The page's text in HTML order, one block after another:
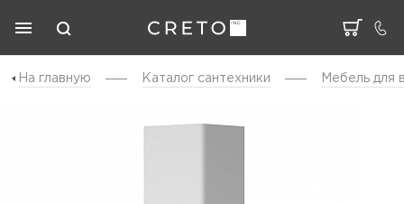
На главную Каталог cантехники Мебель для